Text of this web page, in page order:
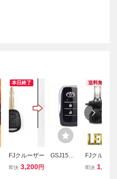
本日終了
FJクルーザー GSJ15W
型 2006－2020 アクセ
即決 3,200円
送料無料
FJクルー
ッドライト
即決 1,980